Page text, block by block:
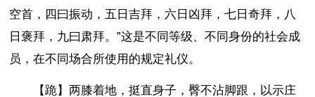
空首，四曰振动，五日吉拜，六日凶拜，七日奇拜，八
日褒拜，九曰肃拜。”这是不同等级、不同身份的社会成
员，在不同场合所使用的规定礼仪。
【跪】两膝着地，挺直身子，臀不沾脚跟，以示庄